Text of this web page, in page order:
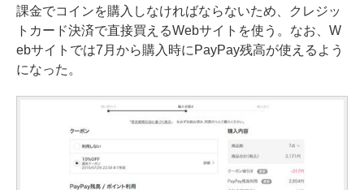
課金でコインを購入しなければならないため、クレジッ
トカード決済で直接買えるWebサイトを使う。なお、W
ebサイトでは7月から購入時にPayPay残高が使えるよう
になった。